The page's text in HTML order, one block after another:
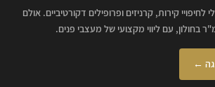
לחיפויי קירות, קרניזים ופרופילים דקורטיביים. אולם
←